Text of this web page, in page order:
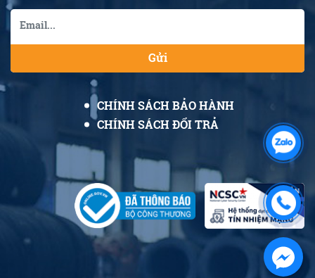
Gửi
CHÍNH SÁCH BẢO HÀNH
CHÍNH SÁCH ĐỔI TRẢ